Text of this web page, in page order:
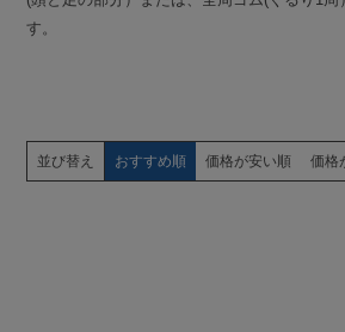
す。
並び替え おすすめ順 価格が安い順 価格